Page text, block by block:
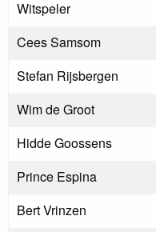
Witspeler
Cees Samsom
Stefan Rijsbergen
Wim de Groot
Hidde Goossens
Prince Espina
Bert Vrinzen